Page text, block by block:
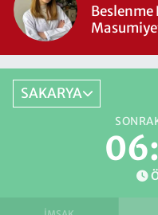
SAKARYA